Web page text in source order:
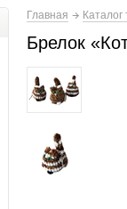
Главная
Брелок